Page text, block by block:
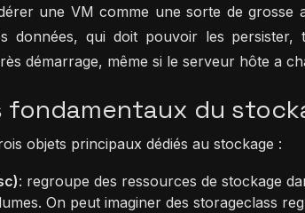
une VM comme une sorte de grosse
données, qui doit pouvoir les
démarrage, même si le serveur hôte a
fondamentaux du
objets principaux dédiés au stockage :
: regroupe des ressources de stockage
On peut imaginer des storageclass